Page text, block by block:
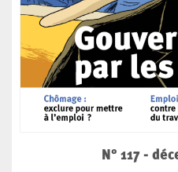
N° 117 -